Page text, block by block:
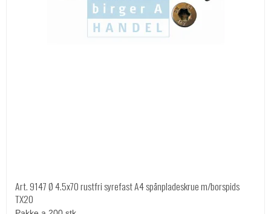
Art. 9147 Ø 4.5x70 rustfri syrefast A4 spånpladeskrue m/borspids
TX20